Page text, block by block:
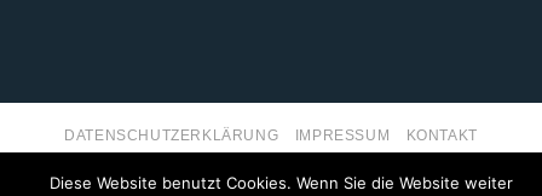
DATENSCHUTZERKLÄRUNG IMPRESSUM KONTAKT
Diese Website benutzt Cookies. Wenn Sie die Website weiter